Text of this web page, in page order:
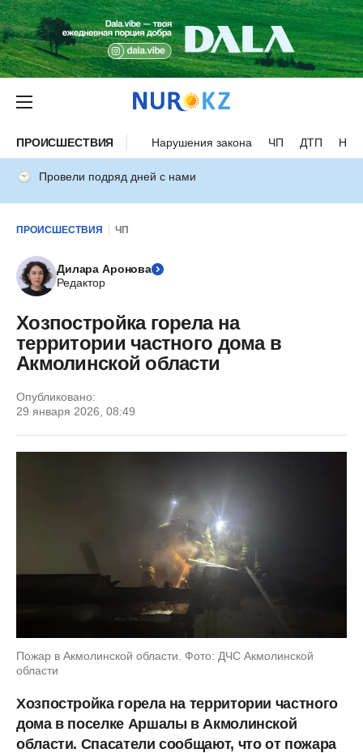
ПРОИСШЕСТВИЯ Нарушения закона ЧП ДТП
Провели подряд дней с нами
ПРОИСШЕСТВИЯ ЧП
Дилара Аронова
Редактор
Хозпостройка горела на
территории частного дома в
Акмолинской области
Опубликовано:
29 января 2026, 08:49
Пожар в Акмолинской области. Фото: ДЧС Акмолинской
области
Хозпостройка горела на территории частного
дома в поселке Аршалы в Акмолинской
области. Спасатели сообщают, что от пожара